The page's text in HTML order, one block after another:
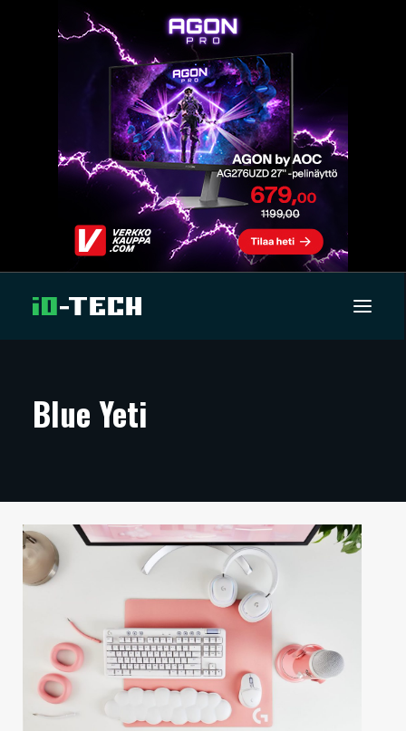
ARTIKKELIT
TECHBBS
TIETOA
HINTA.FI
VAIHDA TEEMA
Blue Yeti